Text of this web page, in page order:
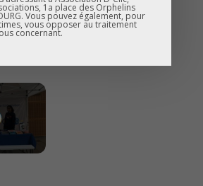
1a place des Orphelins
Vous pouvez également, pour
vous opposer au traitement
concernant.